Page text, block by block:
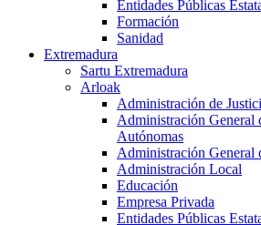
Entidades Públicas
Formación
Sanidad
Extremadura
Sartu Extremadura
Arloak
Administración de
Administración General
Autónomas
Administración General
Administración Local
Educación
Empresa Privada
Entidades Públicas